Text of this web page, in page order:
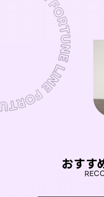
おすす